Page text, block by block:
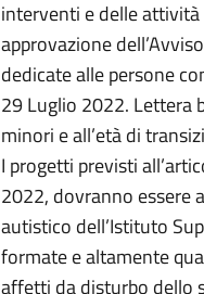
interventi e delle attività
approvazione
dedicate alle persone
29 Luglio 2022. Lettera
minori e all’età di
I progetti previsti
2022, dovranno essere
autistico dell’Istituto
formate e altamente
affetti da disturbo dello